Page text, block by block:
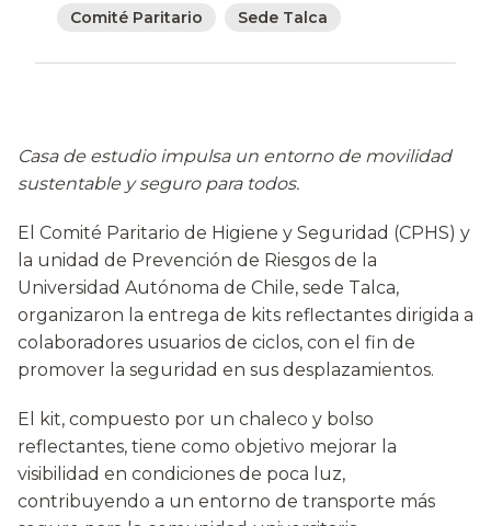
Comité Paritario Sede Talca
Casa de estudio impulsa un entorno de movilidad
sustentable y seguro para todos.
El Comité Paritario de Higiene y Seguridad (CPHS) y
la unidad de Prevención de Riesgos de la
Universidad Autónoma de Chile, sede Talca,
organizaron la entrega de kits reflectantes dirigida a
colaboradores usuarios de ciclos, con el fin de
promover la seguridad en sus desplazamientos.
El kit, compuesto por un chaleco y bolso
reflectantes, tiene como objetivo mejorar la
visibilidad en condiciones de poca luz,
contribuyendo a un entorno de transporte más